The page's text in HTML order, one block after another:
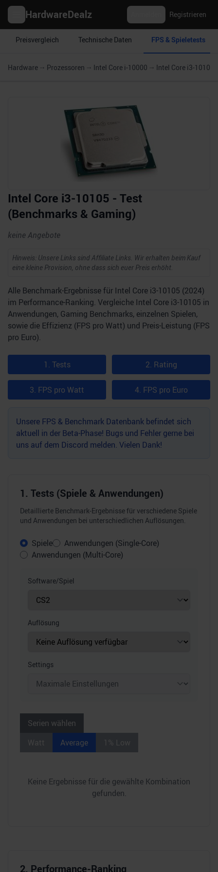
HardwareDealz Registrieren
Preisvergleich Technische Daten FPS & Spieletests
Hardware Prozessoren Intel Core i-10000 Intel Core i3-10105
Intel Core i3-10105 - Test
(Benchmarks & Gaming)
keine Angebote
Hinweis: Unsere Links sind Affiliate Links. Wir erhalten beim Kauf
eine kleine Provision, ohne dass sich euer Preis erhöht.
Alle Benchmark-Ergebnisse für Intel Core i3-10105 (2024)
im Performance-Ranking. Vergleiche Intel Core i3-10105 in
Anwendungen, Gaming Benchmarks, einzelnen Spielen,
sowie die Effizienz (FPS pro Watt) und Preis-Leistung (FPS
pro Euro).
1. Tests 2. Rating
3. FPS pro Watt 4. FPS pro Euro
Unsere FPS & Benchmark Datenbank befindet sich
aktuell in der Beta-Phase! Bugs und Fehler gerne bei
uns auf dem Discord melden. Vielen Dank!
1. Tests (Spiele & Anwendungen)
Detaillierte Benchmark-Ergebnisse für verschiedene Spiele
und Anwendungen bei unterschiedlichen Auflösungen.
Spiele
Anwendungen (Single-Core)
Anwendungen (Multi-Core)
Software/Spiel
Auflösung
Settings
Serien wählen
Watt
Average 1% Low
Keine Ergebnisse für die gewählte Kombination
gefunden.
2. Performance-Ranking